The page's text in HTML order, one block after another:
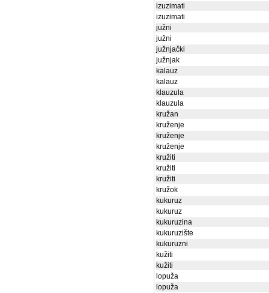
izuzimati
izuzimati
južni
južni
južnjački
južnjak
kalauz
kalauz
klauzula
klauzula
kružan
kruženje
kruženje
kruženje
kružiti
kružiti
kružiti
kružok
kukuruz
kukuruz
kukuruzina
kukuruzište
kukuruzni
kužiti
kužiti
lopuža
lopuža